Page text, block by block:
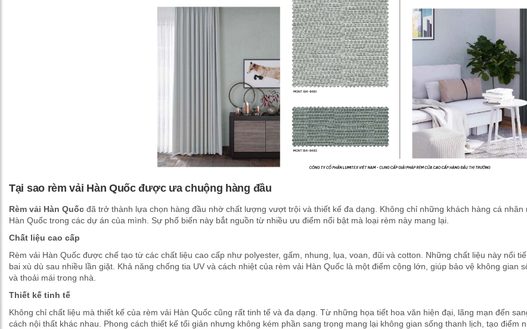
Tại sao rèm vải Hàn Quốc được ưa chuộng hàng đầu
Rèm vải Hàn Quốc đã trở thành lựa chọn hàng đầu nhờ chất lượng vượt trội và thiết kế đa dạng. Không chỉ những khách hàng cá
Hàn Quốc trong các dự án của mình. Sự phổ biến này bắt nguồn từ nhiều ưu điểm nổi bật mà loại rèm này mang lại.
Chất liệu cao cấp
Rèm vải Hàn Quốc được chế tạo từ các chất liệu cao cấp như polyester, gấm, nhung, lụa, voan, đũi và cotton. Những chất liệu này nổi
bai xù dù sau nhiều lần giặt. Khả năng chống tia UV và cách nhiệt của rèm vải Hàn Quốc là một điểm cộng lớn, giúp bảo vệ không
và thoải mái trong nhà.
Thiết kế tinh tế
Không chỉ chất liệu mà thiết kế của rèm vải Hàn Quốc cũng rất tinh tế và đa dạng. Từ những họa tiết hoa văn hiện đại, lãng mạn đến
cách nội thất khác nhau. Phong cách thiết kế tối giản nhưng không kém phần sang trọng mang lại không gian sống thanh lịch, tạo điểm